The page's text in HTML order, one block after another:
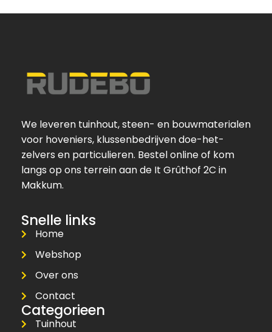
We leveren tuinhout, steen- en bouwmaterialen
voor hoveniers, klussenbedrijven doe-het-
zelvers en particulieren. Bestel online of kom
langs op ons terrein aan de It Grûthof 2C in
Makkum.
Snelle links
Home
Webshop
Over ons
Contact
Categorieen
Tuinhout